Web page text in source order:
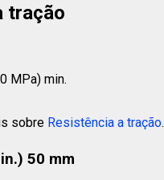
tração
MPa) min.
sobre Resistência a tração.
50 mm